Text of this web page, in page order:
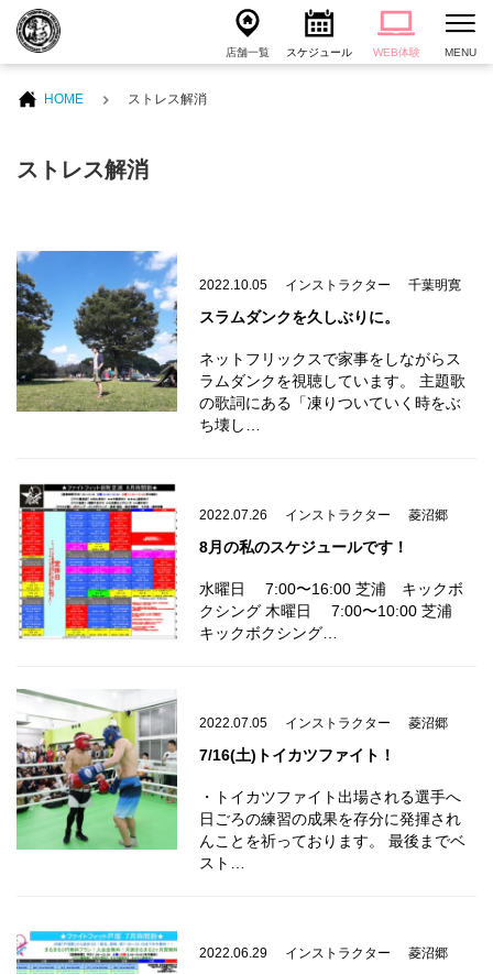
店舗一覧 スケジュール WEB体験 MENU
HOME ストレス解消
ストレス解消
2022.10.05 インストラクター 千葉明寛
スラムダンクを久しぶりに。
ネットフリックスで家事をしながらス
ラムダンクを視聴しています。 主題歌
の歌詞にある「凍りついていく時をぶ
ち壊し…
2022.07.26 インストラクター 菱沼郷
8月の私のスケジュールです！
水曜日 7:00〜16:00 芝浦 キックボ
クシング 木曜日 7:00〜10:00 芝浦
キックボクシング…
2022.07.05 インストラクター 菱沼郷
7/16(土)トイカツファイト！
・トイカツファイト出場される選手へ
日ごろの練習の成果を存分に発揮され
んことを祈っております。 最後までベ
スト…
2022.06.29 インストラクター 菱沼郷